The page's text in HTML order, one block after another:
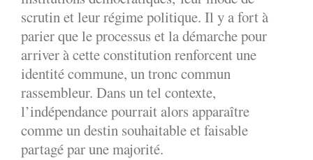
scrutin et leur régime politique. Il y a fort à
parier que le processus et la démarche pour
arriver à cette constitution renforcent une
identité commune, un tronc commun
rassembleur. Dans un tel contexte,
l’indépendance pourrait alors apparaître
comme un destin souhaitable et faisable
partagé par une majorité.